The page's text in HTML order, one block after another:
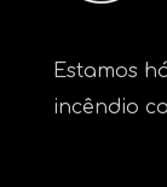
Estamos
incêndio